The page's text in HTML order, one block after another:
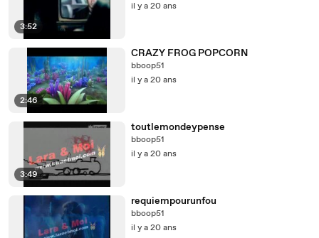
3:52
il y a 20 ans
2:46
CRAZY FROG POPCORN
bboop51
il y a 20 ans
3:49
toutlemondeypense
bboop51
il y a 20 ans
requiempourunfou
bboop51
il y a 20 ans